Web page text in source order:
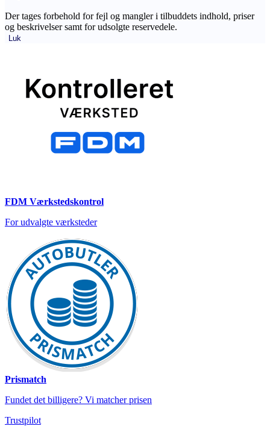
Der tages forbehold for fejl og mangler i tilbuddets indhold, priser
og beskrivelser samt for udsolgte reservedele.
Luk
FDM Værkstedskontrol
For udvalgte værksteder
Prismatch
Fundet det billigere? Vi matcher prisen
Trustpilot